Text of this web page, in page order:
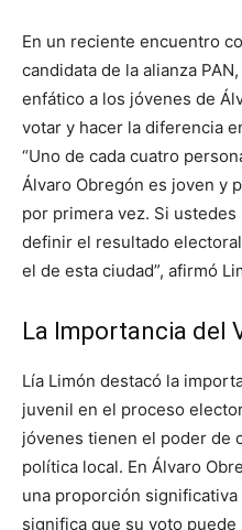
En un reciente encuentro
candidata de la alianza
enfático a los jóvenes de
votar y hacer la diferencia
“Uno de cada cuatro
Álvaro Obregón es joven y
por primera vez. Si
definir el resultado
el de esta ciudad”, afirmó
La Importancia del
Lía Limón destacó la
juvenil en el proceso
jóvenes tienen el poder de
política local. En Álvaro
una proporción
significa que su voto